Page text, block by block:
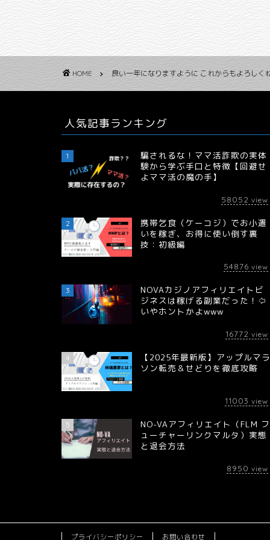
HOME 良い一年になりますように これからもよろしく
人気記事ランキング
1
騙されるな！ママ活詐欺の実体
験から学ぶ手口と特徴【回避せ
よママ活の魔の手】
58052 view
2
携帯乞食（ケーコジ）でお小遣
いを稼ぎ、お得に使い倒す裏
技：初級編
54876 view
3
NOVAカジノアフィリエイトビ
ジネスは稼げる副業だった！⇦
いやホントかよwww
16772 view
4
【2025年最新版】アップルマ
ソン転売＆せどりを徹底攻略
11003 view
5
NO-VAアフィリエイト（FLM フ
ューチャーリンクマルタ）実態
と退会方法
8950 view
プライバシーポリシー お問い合わせ